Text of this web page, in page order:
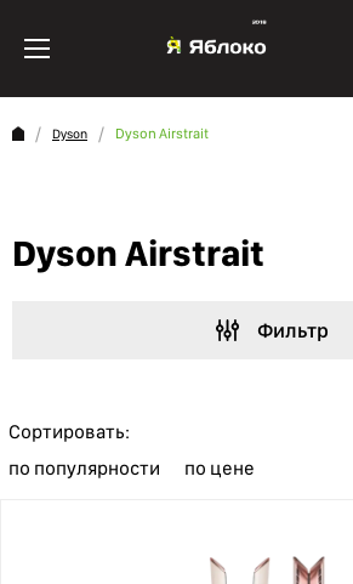
Dyson Dyson Airstrait
Dyson Airstrait
Фильтр
Сортировать:
по популярности
по цене